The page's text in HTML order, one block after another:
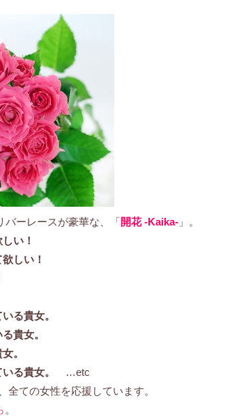
バーレースが豪華な、「開花 -Kaika-」。
い！
しい！
る貴女。
貴女。
。
る貴女。
…etc
全ての女性を応援しています。
。